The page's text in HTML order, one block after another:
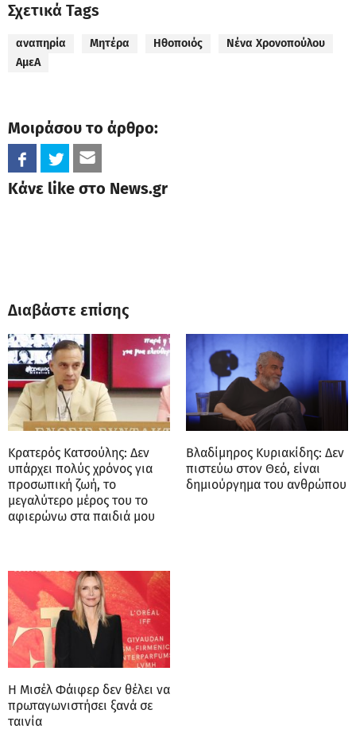
Σχετικά Tags
αναπηρία Μητέρα Ηθοποιός
Νένα Χρονοπούλου
ΑμεΑ
Μοιράσου το άρθρο:
Κάνε like στο News.gr
Διαβάστε επίσης
Κρατερός Κατσούλης: Δεν
υπάρχει πολύς χρόνος για
προσωπική ζωή, το
μεγαλύτερο μέρος του το
αφιερώνω στα παιδιά μου
Βλαδίμηρος Κυριακίδης: Δεν
πιστεύω στον Θεό, είναι
δημιούργημα του ανθρώπου
Η Μισέλ Φάιφερ δεν θέλει να
πρωταγωνιστήσει ξανά σε
ταινία